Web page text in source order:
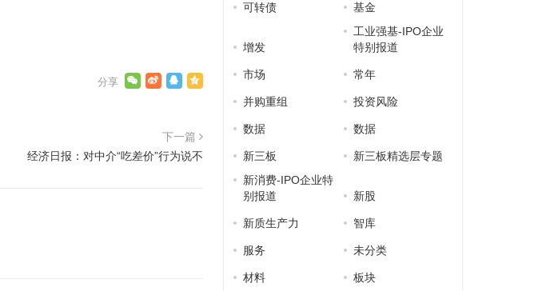
下一篇
经济日报：对中介“吃差价”行为说不
可转债 基金
增发
工业强基-IPO企业
特别报道
市场 常年
并购重组 投资风险
数据 数据
新三板
新三板精选层专题
新消费-IPO企业特
别报道
新股
新质生产力 智库
服务 未分类
材料
板块